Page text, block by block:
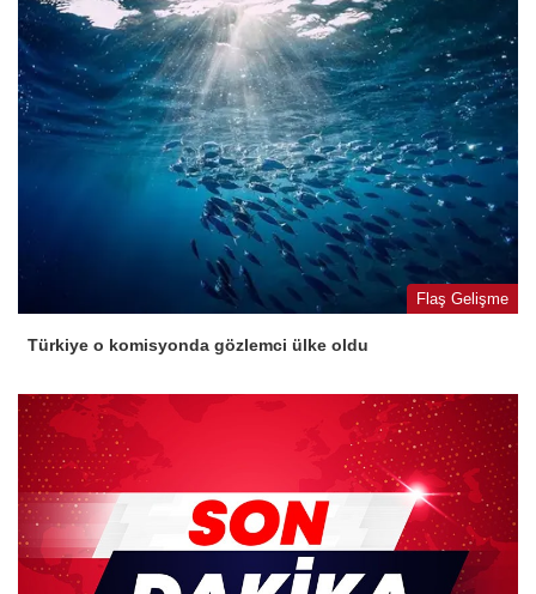
Flaş Gelişme
Türkiye o komisyonda gözlemci ülke oldu